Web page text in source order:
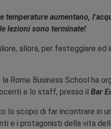
temperature aumentano,
lezioni sono terminate!
allora, per festeggiare ed
la Rome Business School ha
e lo staff, presso il Bar
lo scopo di far incontrare in
e i protagonisti della vita